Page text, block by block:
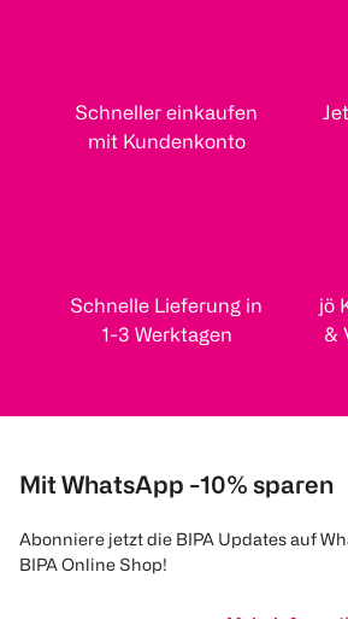
Schneller einkaufen
mit Kundenkonto
Schnelle Lieferung in
1-3 Werktagen
jö
&
Mit WhatsApp -10% sparen
Abonniere jetzt die BIPA Updates auf
BIPA Online Shop!